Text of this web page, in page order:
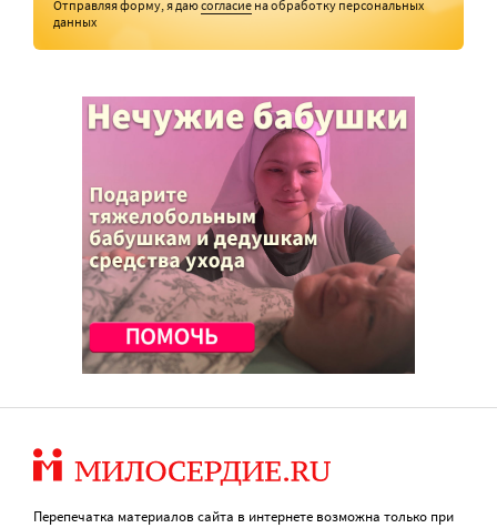
Отправляя форму, я даюсогласие на обработку персональных
данных
Перепечатка материалов сайта в интернете возможна только при